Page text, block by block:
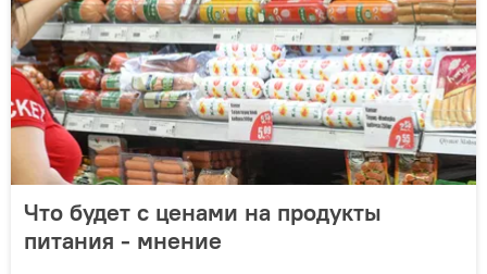
Что будет с ценами на продукты
питания - мнение